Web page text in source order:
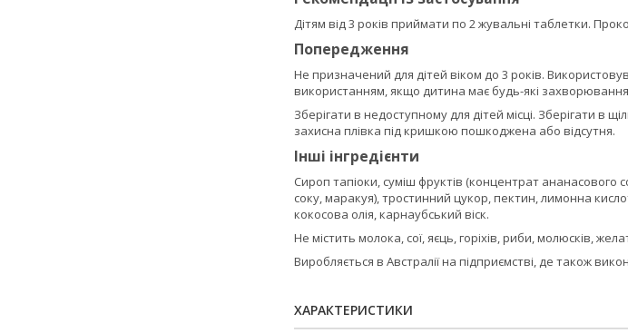
Дітям від 3 років приймати по 2 жувальні таблетки.
Попередження
Не призначений для дітей віком до 3 років.
використанням, якщо дитина має будь-які
Зберігати в недоступному для дітей місці. Зберігати в
захисна плівка під кришкою пошкоджена або відсутня.
Інші інгредієнти
Сироп тапіоки, суміш фруктів (концентрат
соку, маракуя), тростинний цукор, пектин, лимонна
кокосова олія, карнаубський віск.
Не містить молока, сої, яєць, горіхів, риби, молюсків,
Виробляється в Австралії на підприємстві, де також
ХАРАКТЕРИСТИКИ